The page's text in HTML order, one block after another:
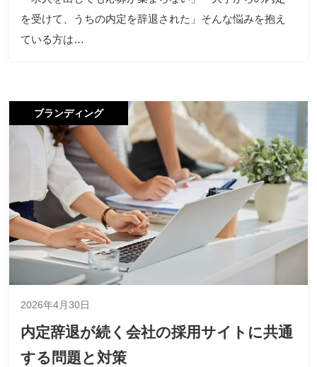
を受けて、うちの内定を辞退された」そんな悩みを抱え
ている方は…
ブランディング
2026年4月30日
内定辞退が続く会社の採用サイトに共通
する問題と対策